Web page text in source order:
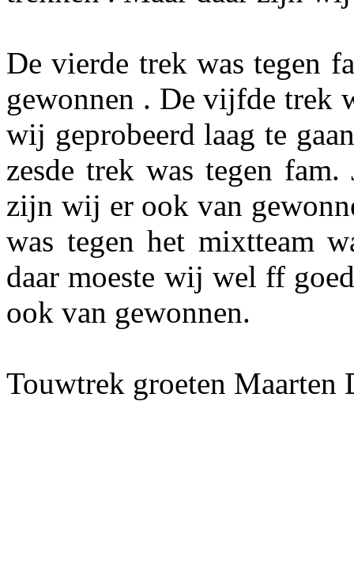
De vierde trek was tegen
gewonnen . De vijfde trek
wij geprobeerd laag te
zesde trek was tegen fam.
zijn wij er ook van
was tegen het mixtteam
daar moeste wij wel ff
ook van gewonnen.
Touwtrek groeten Maarten